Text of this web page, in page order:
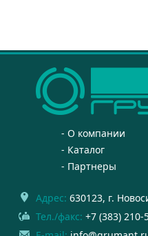
О компании
Каталог
Партнеры
Адрес: 630123, г.
Тел./факс: +7 (383) 210-